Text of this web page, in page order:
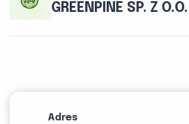
GREENPINE SP. Z O.O.
Adres